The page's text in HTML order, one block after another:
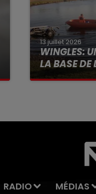
13 juillet 2026
WINGLES:
LA BASE DE
La victime a
RADIO MÉDIAS